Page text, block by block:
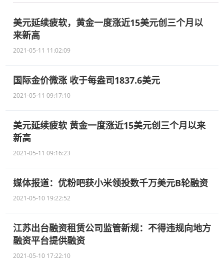
美元延续疲软，黄金一度涨近15美元创三个月以
来新高
2021-05-11 11:02:09
国际金价微涨 收于每盎司1837.6美元
2021-05-11 09:17:10
美元延续疲软 黄金一度涨近15美元创三个月以来
新高
2021-05-11 09:16:23
媒体报道：优粉吧获小米领投数千万美元B轮融资
2021-05-10 19:22:52
江苏出台融资租赁公司监管新规：不得违规向地方
融资平台提供融资
2021-05-10 17:22:10